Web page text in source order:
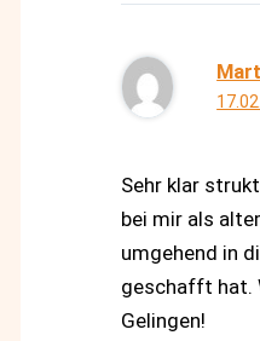
Sehr klar
bei mir als
umgehend in
geschafft hat.
Gelingen!